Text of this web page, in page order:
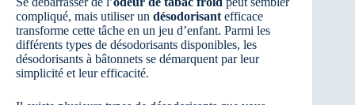
compliqué, mais utiliser un désodorisant efficace
transforme cette tâche en un jeu d’enfant. Parmi les
différents types de désodorisants disponibles, les
désodorisants à bâtonnets se démarquent par leur
simplicité et leur efficacité.